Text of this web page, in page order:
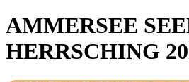
AMMERSEE
HERRSCHING